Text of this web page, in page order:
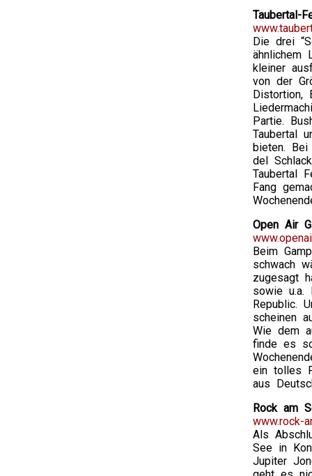
Taubertal-
Die drei
ähnlichem
kleiner
von der
Distortion,
Partie.
Taubertal
bieten. Bei
del
Taubertal
Fang
Open Air
Beim
schwach
zugesagt
sowie u.a.
Republic.
scheinen
Wie dem
finde es
ein tolles
aus
Rock am
www.rock-
Als
See in
Jupiter